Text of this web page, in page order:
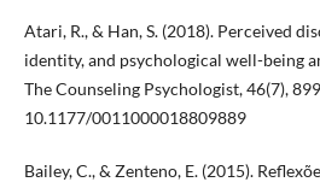
Atari, R., & Han, S. (2018). Perceived
identity, and psychological well-being
The Counseling Psychologist, 46(7),
10.1177/0011000018809889
Bailey, C., & Zenteno, E. (2015).